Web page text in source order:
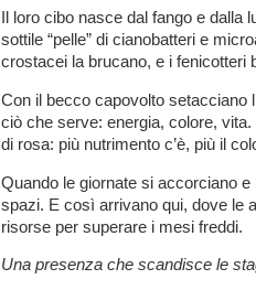
Il loro cibo nasce dal fango e
sottile “pelle” di cianobatteri e
crostacei la brucano, e i fenicotteri
Con il becco capovolto setacciano
ciò che serve: energia, colore,
di rosa: più nutrimento c’è, più il
Quando le giornate si accorciano
spazi. E così arrivano qui, dove le
risorse per superare i mesi freddi.
Una presenza che scandisce le